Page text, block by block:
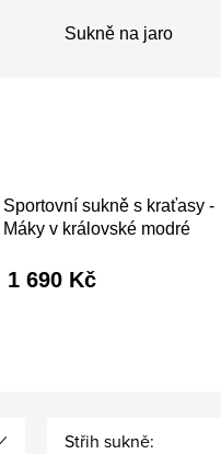
Sukně na jaro
Sportovní sukně s kraťasy -
Máky v královské modré
1 690 Kč
Střih sukně: